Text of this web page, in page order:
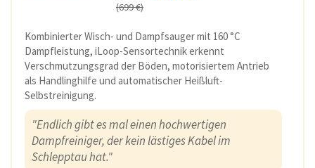
(699 €)
Kombinierter Wisch- und Dampfsauger mit 160 °C
Dampfleistung, iLoop-Sensortechnik erkennt
Verschmutzungsgrad der Böden, motorisiertem Antrieb
als Handlinghilfe und automatischer Heißluft-
Selbstreinigung.
"Endlich gibt es mal einen hochwertigen
Dampfreiniger, der kein lästiges Kabel im
Schlepptau hat."